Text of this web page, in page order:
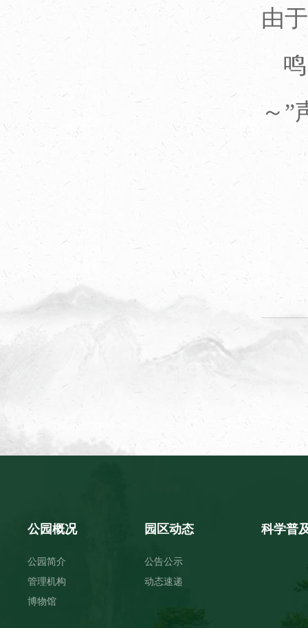
由
～”
公园概况
公园简介
管理机构
博物馆
园区动态
公告公示
动态速递
科学普